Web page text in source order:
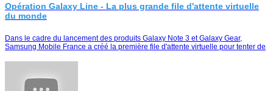
Opération Galaxy Line - La plus grande file d'attente virtuelle
du monde
Dans le cadre du lancement des produits Galaxy Note 3 et Galaxy Gear,
Samsung Mobile France a créé la première file d'attente virtuelle pour tenter de